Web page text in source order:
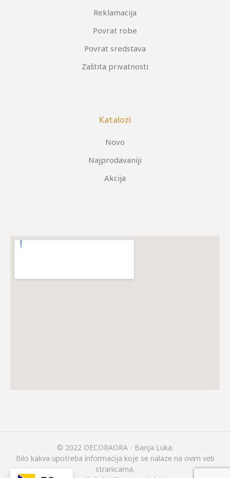
Reklamacija
Povrat robe
Povrat sredstava
Zaštita privatnosti
Katalozi
Novo
Najprodavaniji
Akcija
© 2022 DECORAORA - Banja Luka.
Bilo kakva upotreba informacija koje se nalaze na ovim veb
stranicama,